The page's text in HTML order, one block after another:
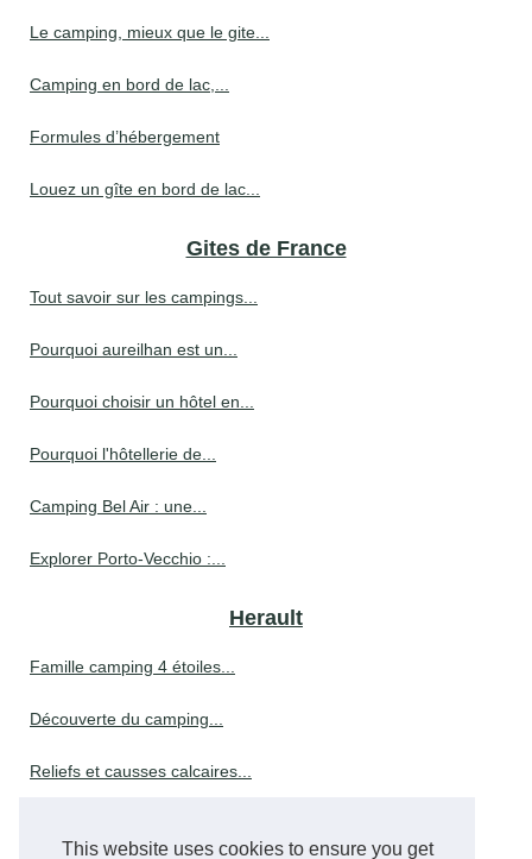
This website uses cookies to ensure you get
Le camping, mieux que le gite...
Camping en bord de lac,...
Formules d’hébergement
Louez un gîte en bord de lac...
Gites de France
Tout savoir sur les campings...
Pourquoi aureilhan est un...
Pourquoi choisir un hôtel en...
Pourquoi l'hôtellerie de...
Camping Bel Air : une...
Explorer Porto-Vecchio :...
Herault
Famille camping 4 étoiles...
Découverte du camping...
Reliefs et causses calcaires...